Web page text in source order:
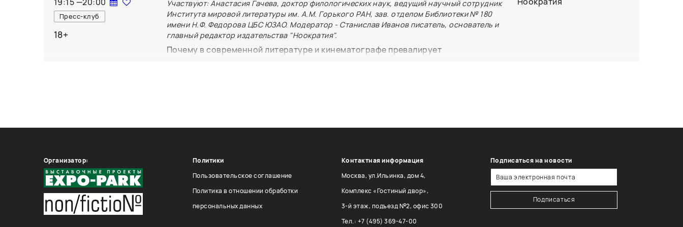
время.
Пресс-клуб
18+
Участвуют: Анастасия Гачева, доктор филологических наук, ведущий научный сотрудник
Института мировой литературы им. А.М. Горького РАН, зав. отделом Библиотеки № 180
имени Н.Ф. Федорова ЦБС ЮЗАО. Модератор - Станислав Иванов писатель, основатель и
главный редактор издательства "Ноократия".
Почему в современной литературе и кинематографе превалирует
(М.: Независимое издательство «Ноократия», 2025).
Организатор:
Политики
Пользовательское соглашение
Политика в отношении обработки
персональных данных
Контактная информация
Москва, ул.Ильинка, дом 4,
Комплекс «Гостиный двор»,
3-й этаж, подъезд №2, офис 300
Тел.: +7 (495) 369-47-00
Подписаться на новости
Подписаться